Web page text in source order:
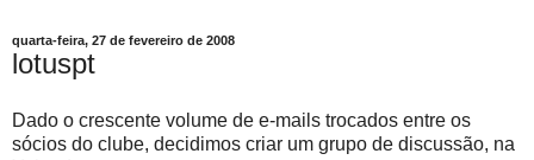
quarta-feira, 27 de fevereiro de 2008
lotuspt
Dado o crescente volume de e-mails trocados entre os
sócios do clube, decidimos criar um grupo de discussão, na